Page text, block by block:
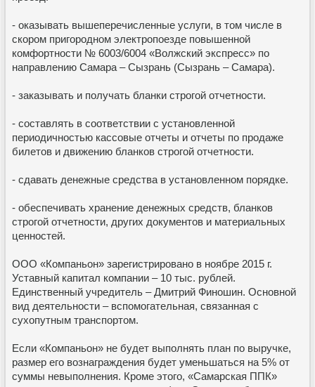
- оказывать вышеперечисленные услуги, в том числе в
скором пригородном электропоезде повышенной
комфортности № 6003/6004 «Волжский экспресс» по
направлению Самара – Сызрань (Сызрань – Самара).
- заказывать и получать бланки строгой отчетности.
- составлять в соответствии с установленной
периодичностью кассовые отчеты и отчеты по продаже
билетов и движению бланков строгой отчетности.
- сдавать денежные средства в установленном порядке.
- обеспечивать хранение денежных средств, бланков
строгой отчетности, других документов и материальных
ценностей.
ООО «Компаньон» зарегистрировано в ноябре 2015 г.
Уставный капитал компании – 10 тыс. рублей.
Единственный учредитель – Дмитрий Финошин. Основной
вид деятельности – вспомогательная, связанная с
сухопутным транспортом.
Если «Компаньон» не будет выполнять план по выручке,
размер его вознаграждения будет уменьшаться на 5% от
суммы невыполнения. Кроме этого, «Самарская ППК»